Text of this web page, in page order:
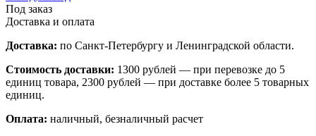
Под заказ
Доставка и оплата
Доставка: по Санкт-Петербургу и Ленинградской области.
Стоимость доставки: 1300 рублей — при перевозке до 5
единиц товара, 2300 рублей — при доставке более 5 товарных
единиц.
Оплата: наличный, безналичный расчет